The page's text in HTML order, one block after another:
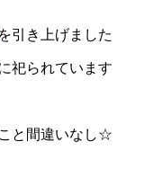
を引き上げました
祀られています
と間違いなし☆